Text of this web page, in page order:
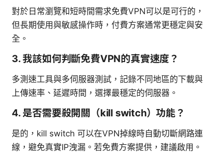
對於日常瀏覽和短時間需求免費VPN可以是可行的，
但長期使用與敏感操作時，付費方案通常更穩定與安
全。
3. 我該如何判斷免費VPN的真實速度？
多測速工具與多伺服器測試，記錄不同地區的下載與
上傳速率、延遲時間，選擇最穩定的伺服器。
4. 是否需要殺開關（kill switch）功能？
是的，kill switch 可以在VPN掉線時自動切斷網路連
線，避免真實IP洩漏。若免費方案提供，建議啟用。